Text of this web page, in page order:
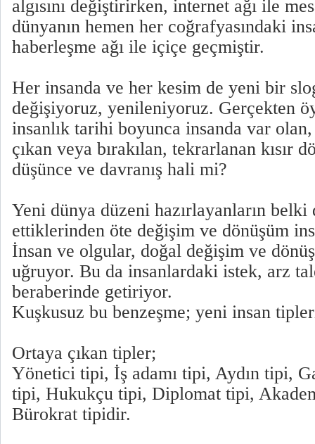
algısını değiştirirken, internet ağı ile
dünyanın hemen her coğrafyasındaki
haberleşme ağı ile içiçe geçmiştir.
Her insanda ve her kesim de yeni bir
değişiyoruz, yenileniyoruz. Gerçekten
insanlık tarihi boyunca insanda var
çıkan veya bırakılan, tekrarlanan kısır
düşünce ve davranış hali mi?
Yeni dünya düzeni hazırlayanların belki
ettiklerinden öte değişim ve dönüşüm
İnsan ve olgular, doğal değişim ve
uğruyor. Bu da insanlardaki istek, arz
beraberinde getiriyor.
Kuşkusuz bu benzeşme; yeni insan
Ortaya çıkan tipler;
Yönetici tipi, İş adamı tipi, Aydın tipi,
tipi, Hukukçu tipi, Diplomat tipi,
Bürokrat tipidir.